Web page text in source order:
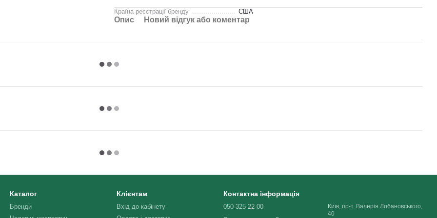
Країна реєстрації бренду США
Опис Новий відгук або коментар
Каталог
Бренди
Клієнтам
Вхід до кабінету
Контактна інформація
050-325-22-00
Київ, пр-т. Валерія Лобановського,
40